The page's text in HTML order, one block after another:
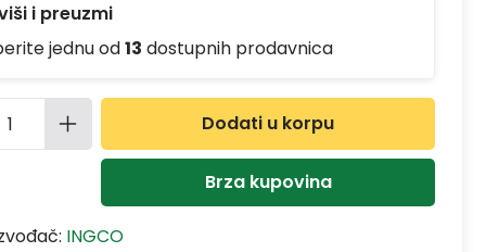
i preuzmi
jednu od13 dostupnih prodavnica
proizvoda: Unesite željenu
Dodati u korpu
Brza kupovina
INGCO